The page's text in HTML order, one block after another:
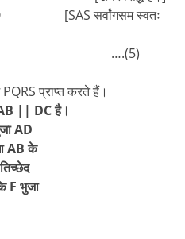
सर्वांगसम स्वतः
….(5)
प्राप्त करते हैं।
|| DC है।
AD
AB के
F भुजा